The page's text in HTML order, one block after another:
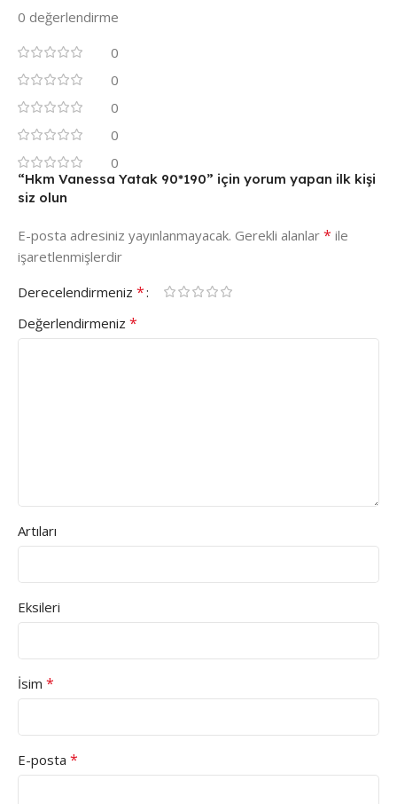
0 değerlendirme
0
0
0
0
0
“Hkm Vanessa Yatak 90*190” için yorum yapan ilk kişi
siz olun
E-posta adresiniz yayınlanmayacak. Gerekli alanlar * ile
işaretlenmişlerdir
Derecelendirmeniz *
Değerlendirmeniz *
Artıları
Eksileri
İsim *
E-posta *